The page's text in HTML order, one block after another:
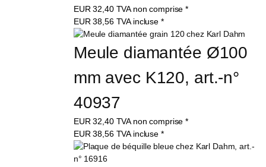
EUR32,40 TVA non comprise *
EUR38,56 TVA incluse *
Meule diamantée Ø100
mm avec K120, art.-n°
40937
EUR32,40 TVA non comprise *
EUR38,56 TVA incluse *